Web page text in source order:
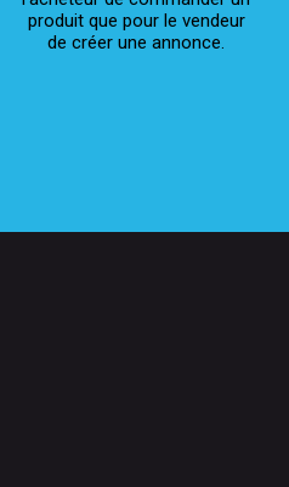
produit que pour le vendeur
de créer une annonce.